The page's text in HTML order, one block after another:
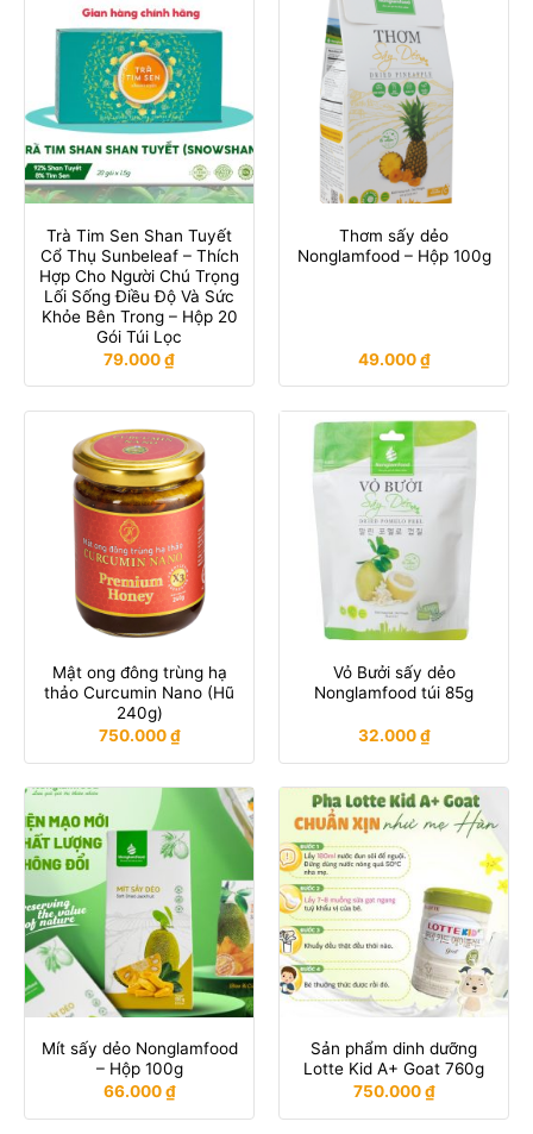
Trà Tim Sen Shan Tuyết
Cổ Thụ Sunbeleaf – Thích
Hợp Cho Người Chú Trọng
Lối Sống Điều Độ Và Sức
Khỏe Bên Trong – Hộp 20
Gói Túi Lọc
79.000₫
Thơm sấy dẻo
Nonglamfood – Hộp 100g
49.000₫
Mật ong đông trùng hạ
thảo Curcumin Nano (Hũ
240g)
750.000₫
Vỏ Bưởi sấy dẻo
Nonglamfood túi 85g
32.000₫
Mít sấy dẻo Nonglamfood
– Hộp 100g
66.000₫
Sản phẩm dinh dưỡng
Lotte Kid A+ Goat 760g
750.000₫